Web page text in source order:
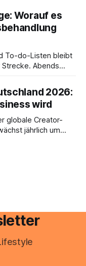
E-Mail & Cloud
mail.
Worauf es
To-do-Listen bleibt
Abends
Dabei reagiert die
und
oder neigt zu
2026:
wird
globale Creator-
jährlich um
Weltweit